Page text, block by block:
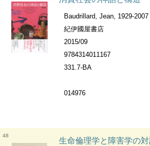
Baudrillard, Jean, 1929-2007 今村,
紀伊國屋書店
2015/09
9784314011167
331.7-BA
014976
48
生命倫理学と障害学の対話 障害